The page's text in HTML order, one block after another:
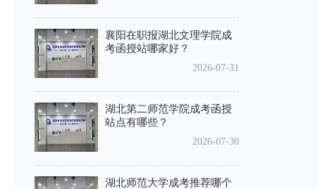
襄阳在职报湖北文理学院成
考函授站哪家好？
2026-07-31
湖北第二师范学院成考函授
站点有哪些？
2026-07-30
湖北师范大学成考推荐哪个